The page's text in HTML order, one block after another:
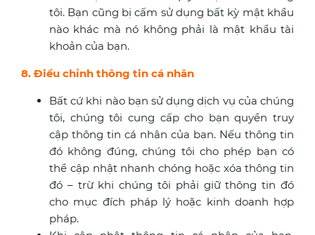
tôi. Bạn cũng bị cấm sử dụng bất kỳ mật khẩu
nào khác mà nó không phải là mật khẩu tài
khoản của bạn.
8. Điều chỉnh thông tin cá nhân
Bất cứ khi nào bạn sử dụng dịch vụ của chúng
tôi, chúng tôi cung cấp cho bạn quyền truy
cập thông tin cá nhân của bạn. Nếu thông tin
đó không đúng, chúng tôi cho phép bạn có
thể cập nhật nhanh chóng hoặc xóa thông tin
đó – trừ khi chúng tôi phải giữ thông tin đó
cho mục đích pháp lý hoặc kinh doanh hợp
pháp.